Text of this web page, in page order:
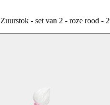
- set van 2 - roze rood -